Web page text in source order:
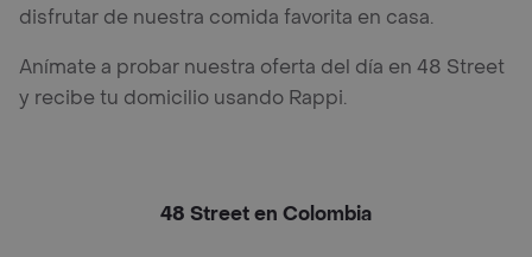
disfrutar de nuestra comida favorita en casa.
Anímate a probar nuestra oferta del día en 48 Street
y recibe tu domicilio usando Rappi.
48 Street en Colombia